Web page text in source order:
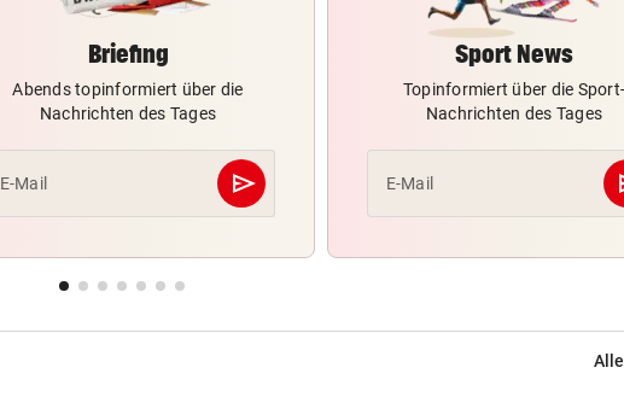
Briefing
Abends topinformiert über die
Nachrichten des Tages
E-Mail send
Abschicken
Sport News
Topinformiert über die Sport-
Nachrichten des Tages
E-Mail